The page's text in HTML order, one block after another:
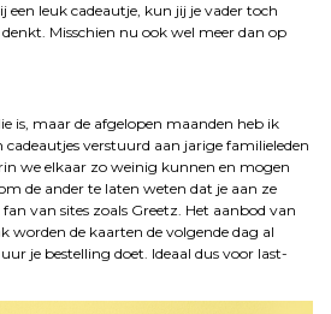
leuk cadeautje, kun jij je vader toch
Misschien nu ook wel meer dan op
is, maar de afgelopen maanden heb ik
cadeautjes verstuurd aan jarige familieleden
we elkaar zo weinig kunnen en mogen
de ander te laten weten dat je aan ze
van sites zoals Greetz. Het aanbod van
worden de kaarten de volgende dag al
je bestelling doet. Ideaal dus voor last-